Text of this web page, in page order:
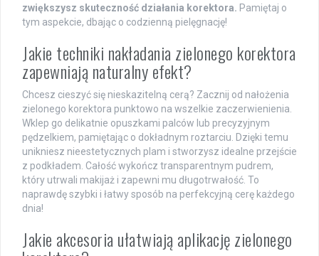
zwiększysz skuteczność działania korektora. Pamiętaj o
tym aspekcie, dbając o codzienną pielęgnację!
Jakie techniki nakładania zielonego korektora
zapewniają naturalny efekt?
Chcesz cieszyć się nieskazitelną cerą? Zacznij od nałożenia
zielonego korektora punktowo na wszelkie zaczerwienienia.
Wklep go delikatnie opuszkami palców lub precyzyjnym
pędzelkiem, pamiętając o dokładnym roztarciu. Dzięki temu
unikniesz nieestetycznych plam i stworzysz idealne przejście
z podkładem. Całość wykończ transparentnym pudrem,
który utrwali makijaż i zapewni mu długotrwałość. To
naprawdę szybki i łatwy sposób na perfekcyjną cerę każdego
dnia!
Jakie akcesoria ułatwiają aplikację zielonego